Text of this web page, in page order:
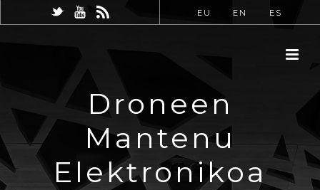
EU EN ES
Droneen
Mantenu
Elektronikoa